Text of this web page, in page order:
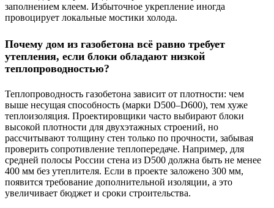
заполнением клеем. Избыточное укрепление иногда
провоцирует локальные мостики холода.
Почему дом из газобетона всё равно требует
утепления, если блоки обладают низкой
теплопроводностью?
Теплопроводность газобетона зависит от плотности: чем
выше несущая способность (марки D500–D600), тем хуже
теплоизоляция. Проектировщики часто выбирают блоки
высокой плотности для двухэтажных строений, но
рассчитывают толщину стен только по прочности, забывая
проверить сопротивление теплопередаче. Например, для
средней полосы России стена из D500 должна быть не менее
400 мм без утеплителя. Если в проекте заложено 300 мм,
появится требование дополнительной изоляции, а это
увеличивает бюджет и сроки строительства.